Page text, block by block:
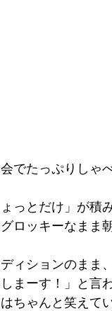
でたっぷりしゃ
っとだけ」が積
ロッキーなまま
ィションのまま
まーす！」と言
ちゃんと笑えて